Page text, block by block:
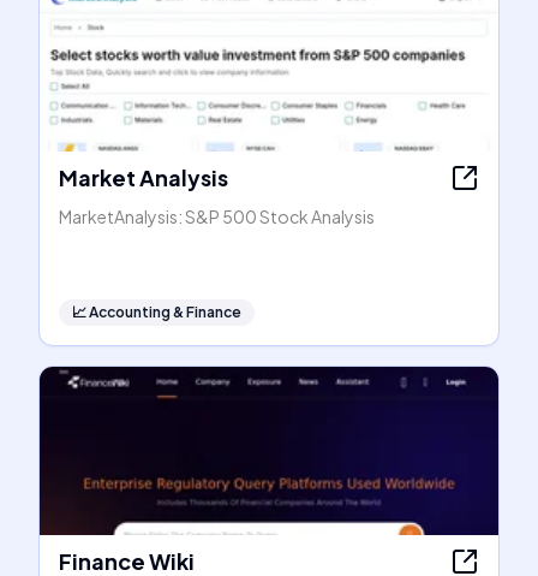
Market Analysis
MarketAnalysis: S&P 500 Stock Analysis
📈Accounting & Finance
Finance Wiki